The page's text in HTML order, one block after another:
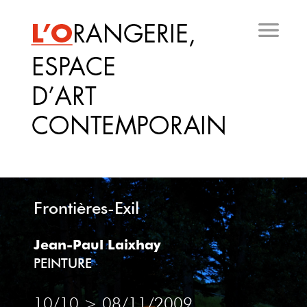
principal
Frontières-Exil
Jean-Paul Laixhay
PEINTURE
10/10 > 08/11/2009